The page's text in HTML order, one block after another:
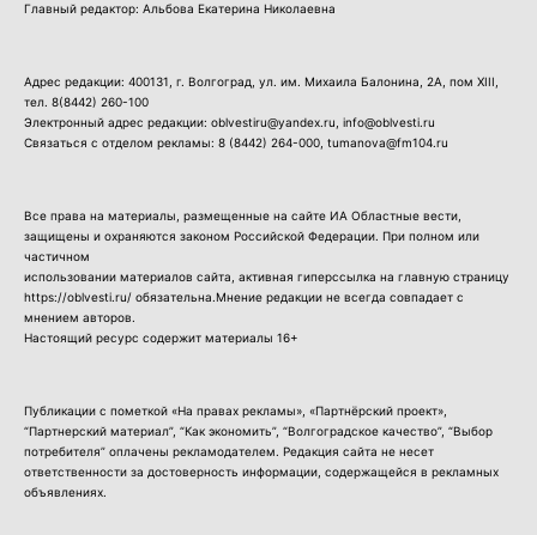
Главный редактор: Альбова Екатерина Николаевна
Адрес редакции: 400131, г. Волгоград, ул. им. Михаила Балонина, 2А, пом XIII,
тел. 8(8442) 260-100
Электронный адрес редакции: oblvestiru@yandex.ru, info@oblvesti.ru
Связаться с отделом рекламы: 8 (8442) 264-000 , tumanova@fm104.ru
Все права на материалы, размещенные на сайте ИА Областные вести,
защищены и охраняются законом Российской Федерации. При полном или
частичном
использовании материалов сайта, активная гиперссылка на главную страницу
https://oblvesti.ru/ обязательна.Мнение редакции не всегда совпадает с
мнением авторов.
Настоящий ресурс содержит материалы 16+
Публикации с пометкой «На правах рекламы», «Партнёрский проект»,
“Партнерский материал”, “Как экономить”, “Волгоградское качество”, “Выбор
потребителя” оплачены рекламодателем. Редакция сайта не несет
ответственности за достоверность информации, содержащейся в рекламных
объявлениях.